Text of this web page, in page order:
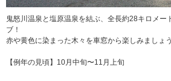
鬼怒川温泉と塩原温泉を結ぶ、全長約28キロメー
ブ！
赤や黄色に染まった木々を車窓から楽しみましょ
【例年の見頃】10月中旬〜11月上旬